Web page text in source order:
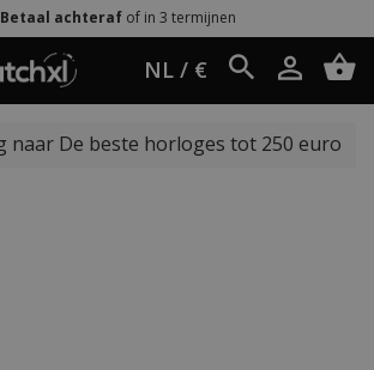
of in 3 termijnen
NL / €
naar De beste horloges tot 250 euro